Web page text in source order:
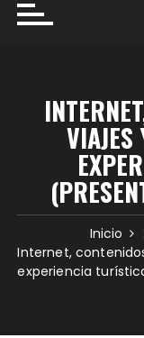
VIAJES
Inicio
Internet,
experiencia